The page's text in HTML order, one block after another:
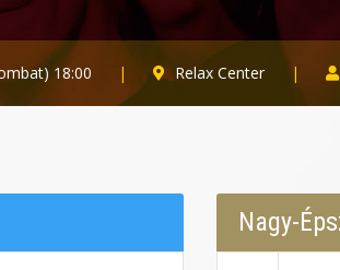
18:00 | Relax Center |
Nagy-